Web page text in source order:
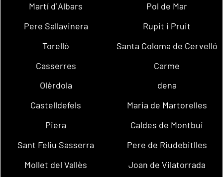
Martí d´Albars
Pol de Mar
Pere Sallavinera
Rupit i Pruit
Torelló
Santa Coloma de Cervelló
Casserres
Carme
Olèrdola
dena
Castelldefels
Maria de Martorelles
Piera
Caldes de Montbui
Sant Feliu Sasserra
Pere de Riudebitlles
Mollet del Vallès
Joan de Vilatorrada